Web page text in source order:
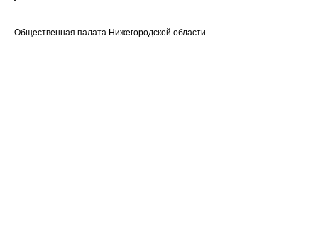
Общественная палата Нижегородской области